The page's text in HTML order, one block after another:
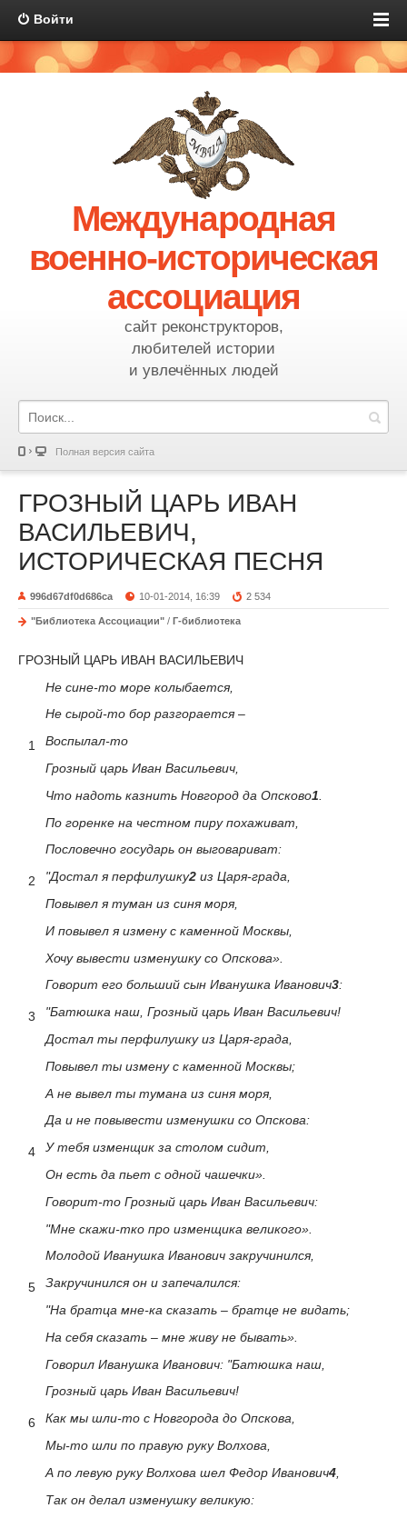
Войти
Международная
военно-историческая
ассоциация
сайт реконструкторов,
любителей истории
и увлечённых людей
Полная версия сайта
ГРОЗНЫЙ ЦАРЬ ИВАН
ВАСИЛЬЕВИЧ,
ИСТОРИЧЕСКАЯ ПЕСНЯ
996d67df0d686ca 10-01-2014, 16:39 2 534
"Библиотека Ассоциации" / Г-библиотека
ГРОЗНЫЙ ЦАРЬ ИВАН ВАСИЛЬЕВИЧ
1
Не сине-то море колыбается,
Не сырой-то бор разгорается –
Воспылал-то
Грозный царь Иван Васильевич,
Что надоть казнить Новгород да Опсково1
2
По горенке на честном пиру похаживат,
Пословечно государь он выговариват:
"Достал я перфилушку2 из Царя-града,
Повывел я туман из синя моря,
И повывел я измену с каменной Москвы,
3
Хочу вывести изменушку со Опскова».
Говорит его больший сын Иванушка Иванович3:
"Батюшка наш, Грозный царь Иван Васильевич!
Достал ты перфилушку из Царя-града,
Повывел ты измену с каменной Москвы;
4
А не вывел ты тумана из синя моря,
Да и не повывести изменушки со Опскова:
У тебя изменщик за столом сидит,
Он есть да пьет с одной чашечки».
Говорит-то Грозный царь Иван Васильевич:
5
"Мне скажи-тко про изменщика великого».
Молодой Иванушка Иванович закручинился,
Закручинился он и запечалился:
"На братца мне-ка сказать – братце не видать;
На себя сказать – мне живу не бывать».
6
Говорил Иванушка Иванович: "Батюшка наш,
Грозный царь Иван Васильевич!
Как мы шли-то с Новгорода до Опскова,
Мы-то шли по правую руку Волхова,
А по левую руку Волхова шел Федор Иванович4
Так он делал изменушку великую: